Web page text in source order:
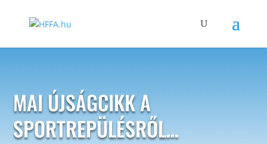
MAI ÚJSÁGCIKK A
SPORTREPÜLÉSRŐL…